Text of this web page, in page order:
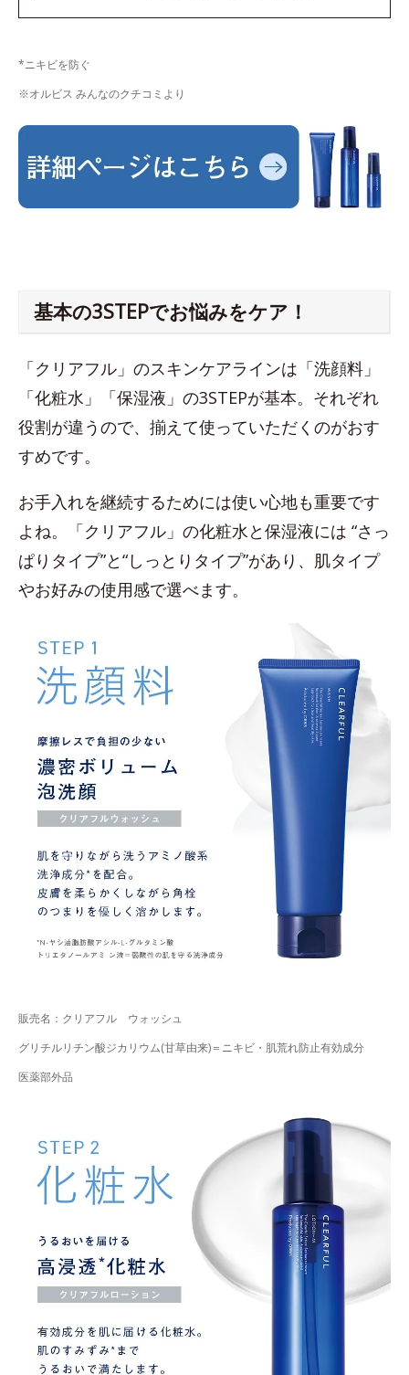
*ニキビを防ぐ
※オルビス みんなのクチコミより
基本の3STEPでお悩みをケア！
「クリアフル」のスキンケアラインは「洗顔料」
「化粧水」「保湿液」の3STEPが基本。それぞれ
役割が違うので、揃えて使っていただくのがおす
すめです。
お手入れを継続するためには使い心地も重要です
よね。「クリアフル」の化粧水と保湿液には “さっ
ぱりタイプ”と“しっとりタイプ”があり、肌タイプ
やお好みの使用感で選べます。
販売名：クリアフル ウォッシュ
グリチルリチン酸ジカリウム(甘草由来)＝ニキビ・肌荒れ防止有効成分
医薬部外品